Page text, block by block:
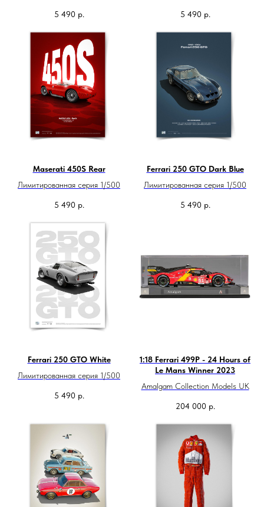
5 490 р. 5 490 р.
Maserati 450S Rear
Лимитированная серия 1/500
5 490 р.
Ferrari 250 GTO Dark Blue
Лимитированная серия 1/500
5 490 р.
Ferrari 250 GTO White
Лимитированная серия 1/500
5 490 р.
1:18 Ferrari 499P - 24 Hours of
Le Mans Winner 2023
Amalgam Collection Models UK
204 000 р.